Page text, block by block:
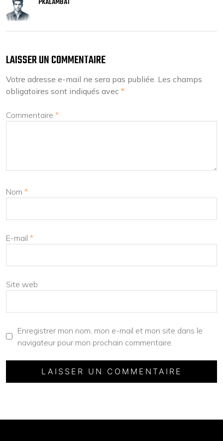
LAISSER UN COMMENTAIRE
Votre adresse e-mail ne sera pas publiée. Les champs
obligatoires sont indiqués avec *
Commentaire *
Nom *
E-mail *
Site web
Enregistrer mon nom, mon e-mail et mon site dans le
navigateur pour mon prochain commentaire.